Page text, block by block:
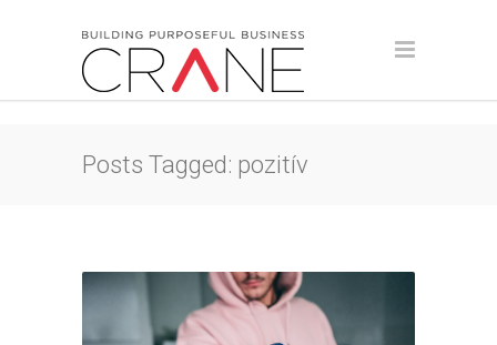
Posts Tagged: pozitív